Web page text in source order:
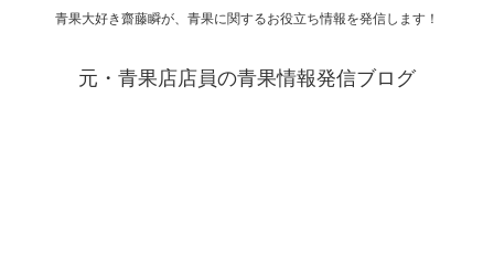
青果大好き齋藤瞬が、青果に関するお役立ち情報を発信します！
元・青果店店員の青果情報発信ブログ